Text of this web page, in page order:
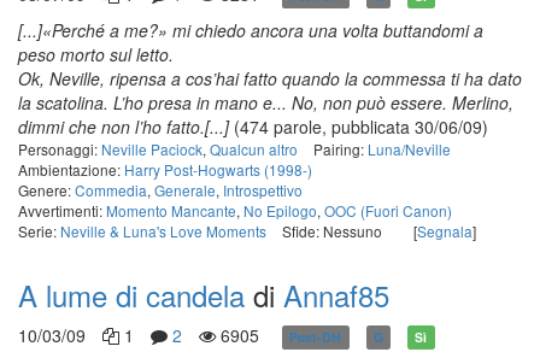
[...]«Perché a me?» mi chiedo ancora una volta buttandomi a
peso morto sul letto.
Ok, Neville, ripensa a cos’hai fatto quando la commessa ti ha dato
la scatolina. L’ho presa in mano e... No, non può essere. Merlino,
dimmi che non l’ho fatto.[...] (474 parole, pubblicata 30/06/09)
Personaggi: Neville Paciock, Qualcun altro Pairing: Luna/Neville
Ambientazione: Harry Post-Hogwarts (1998-)
Genere:Commedia, Generale, Introspettivo
Avvertimenti: Momento Mancante, No Epilogo, OOC (Fuori Canon)
Serie: Neville & Luna's Love Moments Sfide: Nessuno [Segnala]
A lume di candela di Annaf85
10/03/09 1 2 6905 Post-DH G Sì